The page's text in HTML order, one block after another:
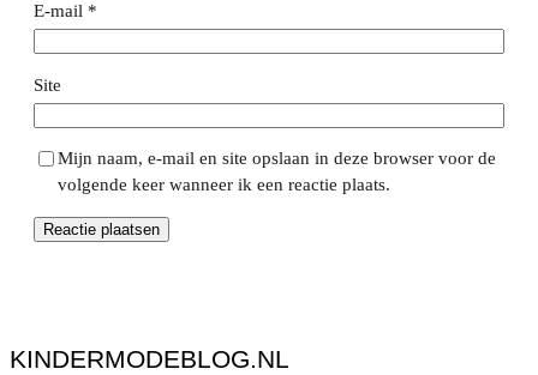
E-mail *
Site
Mijn naam, e-mail en site opslaan in deze browser voor de
volgende keer wanneer ik een reactie plaats.
KINDERMODEBLOG.NL